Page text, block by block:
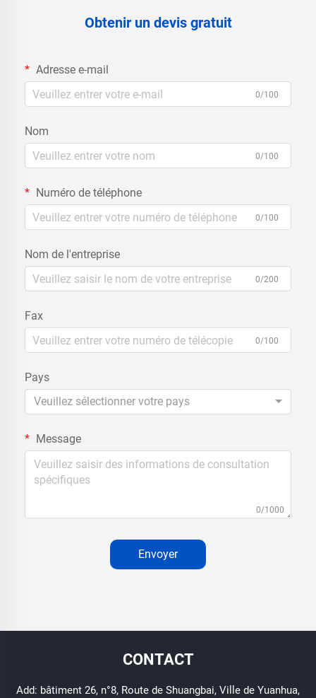
Obtenir un devis gratuit
Adresse e-mail
0/100
Nom
0/100
Numéro de téléphone
0/100
Nom de l'entreprise
0/200
Fax
0/100
Pays
Veuillez sélectionner votre pays
Message
0/1000
Envoyer
CONTACT
Add: bâtiment 26, n°8, Route de Shuangbai, Ville de Yuanhua,